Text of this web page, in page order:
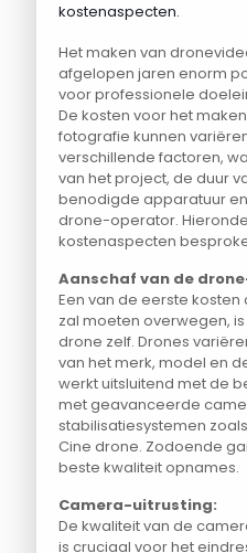
kostenaspecten.
Het maken van
afgelopen jaren enorm
voor professionele
De kosten voor het
fotografie kunnen
verschillende factoren,
van het project, de duur
benodigde apparatuur
drone-operator.
kostenaspecten
Aanschaf van de
Een van de eerste
zal moeten overwegen,
drone zelf. Drones
van het merk, model en
werkt uitsluitend met de
met geavanceerde
stabilisatiesystemen
Cine drone. Zodoende
beste kwaliteit opnames.
Camera-uitrusting:
De kwaliteit van de
is cruciaal voor het